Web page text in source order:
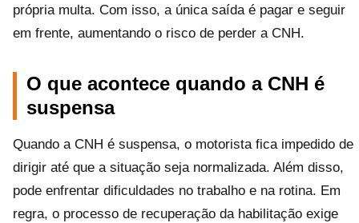
própria multa. Com isso, a única saída é pagar e seguir
em frente, aumentando o risco de perder a CNH.
O que acontece quando a CNH é
suspensa
Quando a CNH é suspensa, o motorista fica impedido de
dirigir até que a situação seja normalizada. Além disso,
pode enfrentar dificuldades no trabalho e na rotina. Em
regra, o processo de recuperação da habilitação exige